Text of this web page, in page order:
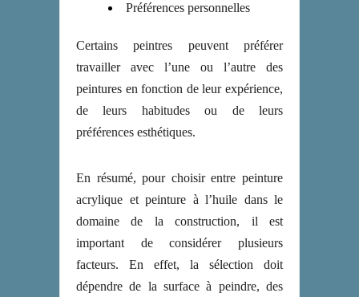
Préférences personnelles
Certains peintres peuvent préférer
travailler avec l’une ou l’autre des
peintures en fonction de leur expérience,
de leurs habitudes ou de leurs
préférences esthétiques.
En résumé, pour choisir entre peinture
acrylique et peinture à l’huile dans le
domaine de la construction, il est
important de considérer plusieurs
facteurs. En effet, la sélection doit
dépendre de la surface à peindre, des